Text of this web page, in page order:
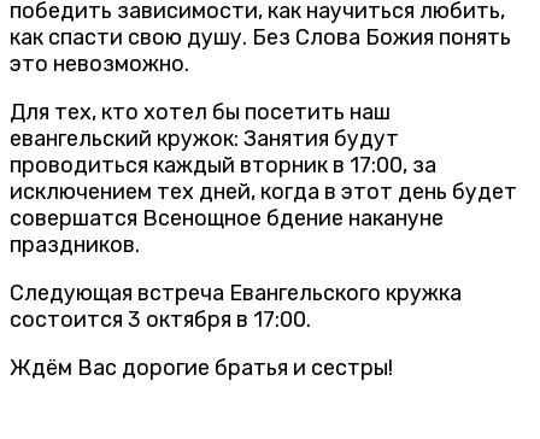
победить зависимости, как научиться любить,
как спасти свою душу. Без Слова Божия понять
это невозможно.
Для тех, кто хотел бы посетить наш
евангельский кружок: Занятия будут
проводиться каждый вторник в 17:00, за
исключением тех дней, когда в этот день будет
совершатся Всенощное бдение накануне
праздников.
Следующая встреча Евангельского кружка
состоится 3 октября в 17:00.
Ждём Вас дорогие братья и сестры!